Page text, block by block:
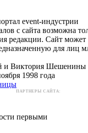
event-индустрии
с сайта возможна
редакции. Сайт может
для лиц
и Виктория Шешенины
1998 года
ПАРТНЕРЫ САЙТА:
первыми